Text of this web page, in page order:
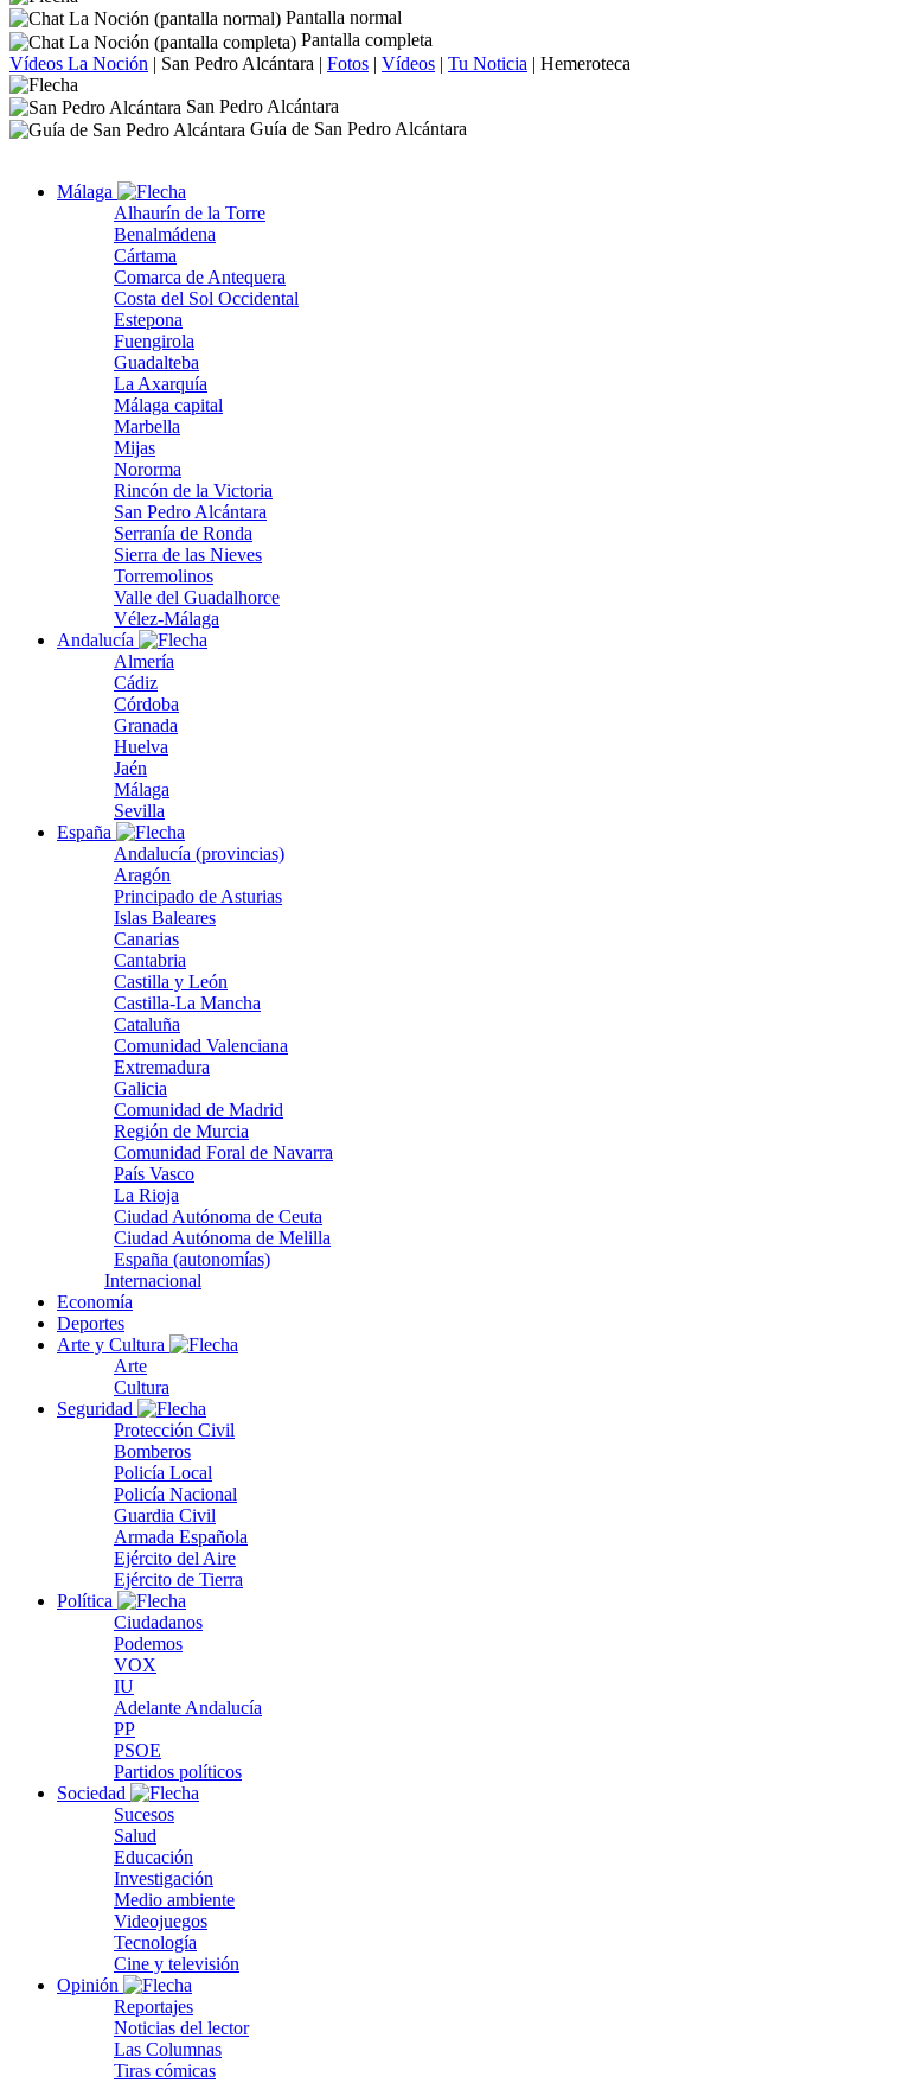
Pantalla normal
Pantalla completa
Vídeos La Noción | San Pedro Alcántara | Fotos | Vídeos | Tu Noticia | Hemeroteca
San Pedro Alcántara
Guía de San Pedro Alcántara
Málaga
Alhaurín de la Torre
Benalmádena
Cártama
Comarca de Antequera
Costa del Sol Occidental
Estepona
Fuengirola
Guadalteba
La Axarquía
Málaga capital
Marbella
Mijas
Nororma
Rincón de la Victoria
San Pedro Alcántara
Serranía de Ronda
Sierra de las Nieves
Torremolinos
Valle del Guadalhorce
Vélez-Málaga
Andalucía
Almería
Cádiz
Córdoba
Granada
Huelva
Jaén
Málaga
Sevilla
España
Andalucía (provincias)
Aragón
Principado de Asturias
Islas Baleares
Canarias
Cantabria
Castilla y León
Castilla-La Mancha
Cataluña
Comunidad Valenciana
Extremadura
Galicia
Comunidad de Madrid
Región de Murcia
Comunidad Foral de Navarra
País Vasco
La Rioja
Ciudad Autónoma de Ceuta
Ciudad Autónoma de Melilla
España (autonomías)
Internacional
Economía
Deportes
Arte y Cultura
Arte
Cultura
Seguridad
Protección Civil
Bomberos
Policía Local
Policía Nacional
Guardia Civil
Armada Española
Ejército del Aire
Ejército de Tierra
Política
Ciudadanos
Podemos
VOX
IU
Adelante Andalucía
PP
PSOE
Partidos políticos
Sociedad
Sucesos
Salud
Educación
Investigación
Medio ambiente
Videojuegos
Tecnología
Cine y televisión
Opinión
Reportajes
Noticias del lector
Las Columnas
Tiras cómicas